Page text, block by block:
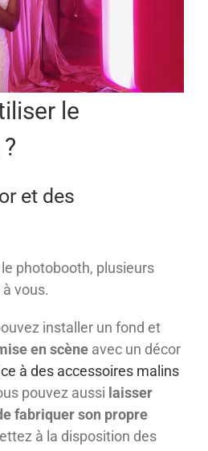
le
et des
photobooth, plusieurs
vous.
installer un fond et
en scène avec un décor
à des accessoires malins
pouvez aussi laisser
fabriquer son propre
à la disposition des